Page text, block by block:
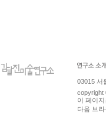
03015 서
copyright
이 페이지
다음 브